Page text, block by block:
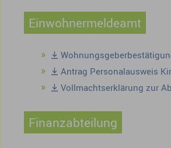
Einwohnermeldeamt
Antrag Personalausweis
Vollmachtserklärung zur
Finanzabteilung